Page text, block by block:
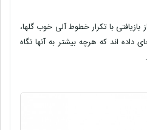
با تکرار خطوط آلی خوب گلها،
اند که هرچه بیشتر به آنها نگاه